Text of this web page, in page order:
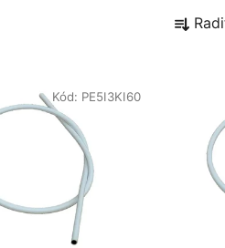
a
Kód: PE5I3KI60